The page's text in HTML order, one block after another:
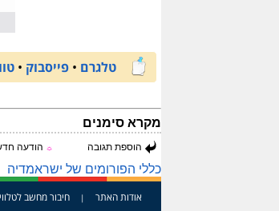
טלגרם • פייסבוק •
מקרא סימנים
הוספת תגובה ☼ הודעה
כללי הפורומים של ישראמדיה
אודות האתר | חיבור מחשב